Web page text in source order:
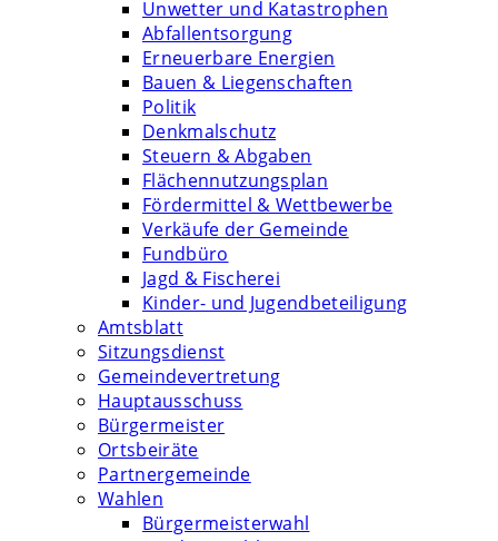
Unwetter und Katastrophen
Abfallentsorgung
Erneuerbare Energien
Bauen & Liegenschaften
Politik
Denkmalschutz
Steuern & Abgaben
Flächennutzungsplan
Fördermittel & Wettbewerbe
Verkäufe der Gemeinde
Fundbüro
Jagd & Fischerei
Kinder- und Jugendbeteiligung
Amtsblatt
Sitzungsdienst
Gemeindevertretung
Hauptausschuss
Bürgermeister
Ortsbeiräte
Partnergemeinde
Wahlen
Bürgermeisterwahl